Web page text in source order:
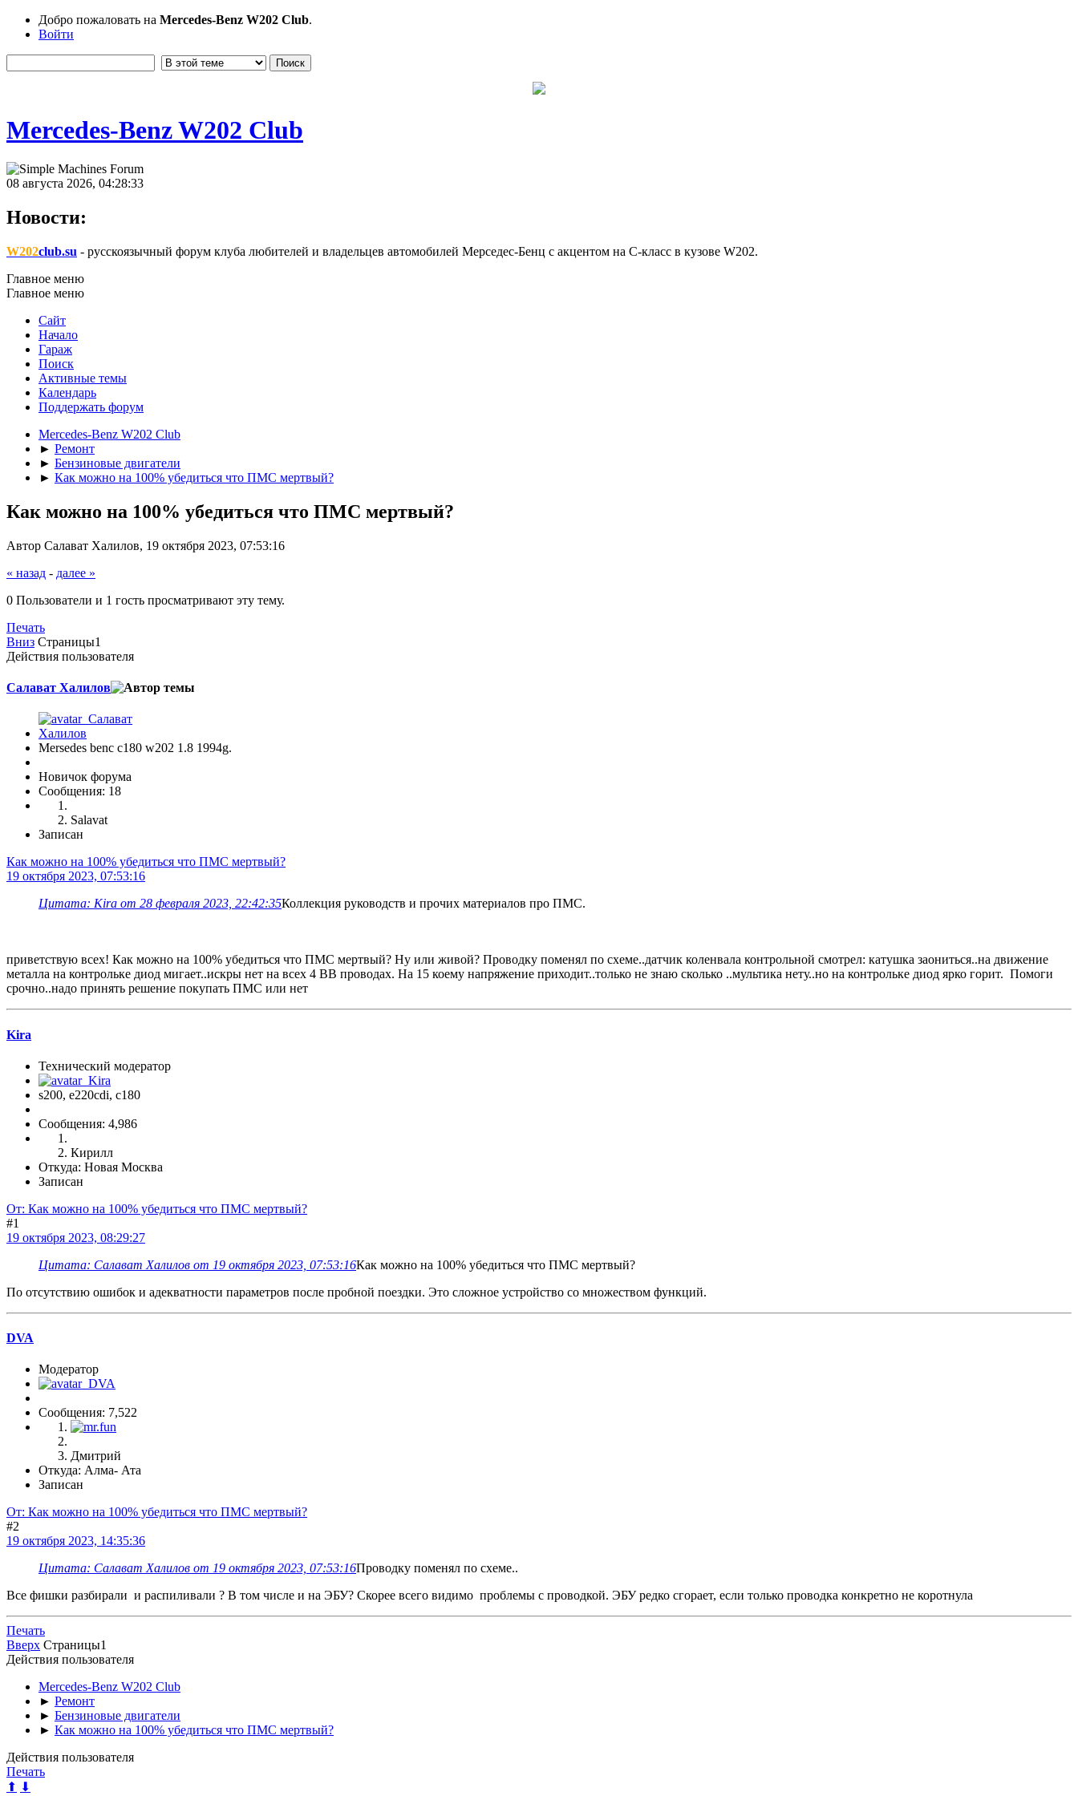
Добро пожаловать на Mercedes-Benz W202 Club.
Войти
Mercedes-Benz W202 Club
08 августа 2026, 04:28:33
Новости:
W202club.su - русскоязычный форум клуба любителей и владельцев автомобилей Мерседес-Бенц с акцентом на C-класс в кузове W202.
Главное меню
Главное меню
Сайт
Начало
Гараж
Поиск
Активные темы
Календарь
Поддержать форум
Mercedes-Benz W202 Club
► Ремонт
► Бензиновые двигатели
► Как можно на 100% убедиться что ПМС мертвый?
Как можно на 100% убедиться что ПМС мертвый?
Автор Салават Халилов, 19 октября 2023, 07:53:16
« назад - далее »
0 Пользователи и 1 гость просматривают эту тему.
Печать
Вниз Страницы1
Действия пользователя
Салават Халилов
Mersedes benc c180 w202 1.8 1994g.
Новичок форума
Сообщения: 18
Salavat
Записан
Как можно на 100% убедиться что ПМС мертвый?
19 октября 2023, 07:53:16
Цитата: Kira от 28 февраля 2023, 22:42:35Коллекция руководств и прочих материалов про ПМС.
приветствую всех! Как можно на 100% убедиться что ПМС мертвый? Ну или живой? Проводку поменял по схеме..датчик коленвала контрольной смотрел: катушка заониться..на движение
металла на контрольке диод мигает..искры нет на всех 4 ВВ проводах. На 15 коему напряжение приходит..только не знаю сколько ..мультика нету..но на контрольке диод ярко горит. Помоги
срочно..надо принять решение покупать ПМС или нет
Kira
Технический модератор
s200, е220cdi, с180
Сообщения: 4,986
Кирилл
Откуда: Новая Москва
Записан
От: Как можно на 100% убедиться что ПМС мертвый?
#1
19 октября 2023, 08:29:27
Цитата: Салават Халилов от 19 октября 2023, 07:53:16Как можно на 100% убедиться что ПМС мертвый?
По отсутствию ошибок и адекватности параметров после пробной поездки. Это сложное устройство со множеством функций.
DVA
Модератор
Сообщения: 7,522
Дмитрий
Откуда: Алма- Ата
Записан
От: Как можно на 100% убедиться что ПМС мертвый?
#2
19 октября 2023, 14:35:36
Цитата: Салават Халилов от 19 октября 2023, 07:53:16Проводку поменял по схеме..
Все фишки разбирали и распиливали ? В том числе и на ЭБУ? Скорее всего видимо проблемы с проводкой. ЭБУ редко сгорает, если только проводка конкретно не коротнула
Печать
Вверх Страницы1
Действия пользователя
Mercedes-Benz W202 Club
► Ремонт
► Бензиновые двигатели
► Как можно на 100% убедиться что ПМС мертвый?
Действия пользователя
Печать
⬆ ⬇